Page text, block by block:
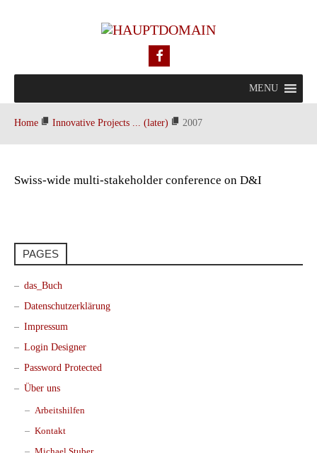
MENU
Home Innovative Projects ... (later) 2007
Swiss-wide multi-stakeholder conference on D&I
PAGES
das_Buch
Datenschutzerklärung
Impressum
Login Designer
Password Protected
Über uns
Arbeitshilfen
Kontakt
Michael Stuber